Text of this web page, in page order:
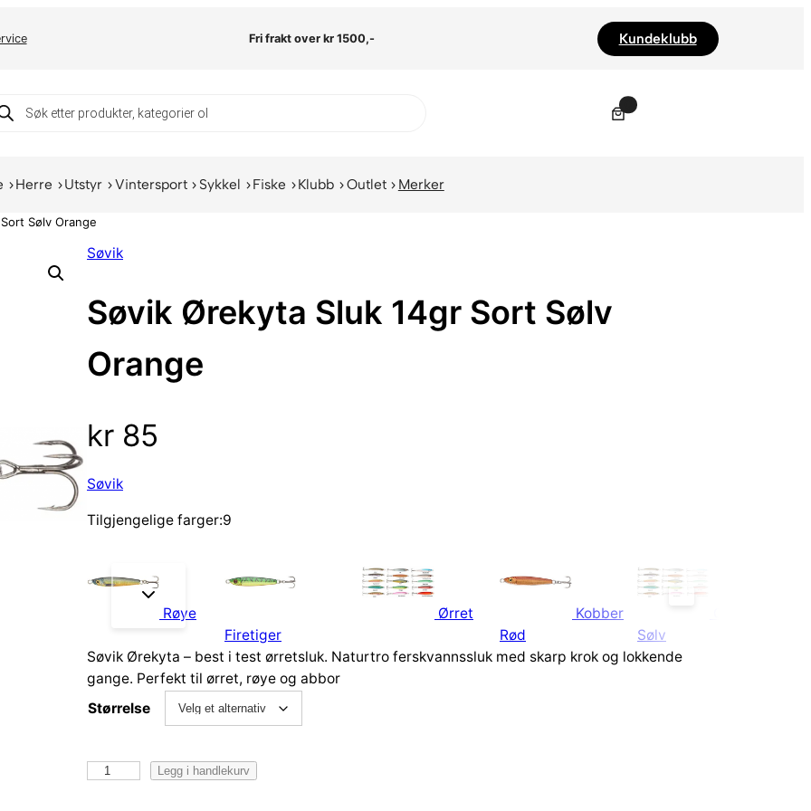
Fri frakt over kr 1500,- Kundeklubb
Herre Utstyr Vintersport Sykkel Fiske Klubb Outlet Merker
Sølv Orange
Søvik
Søvik Ørekyta Sluk 14gr Sort Sølv
Orange
kr 85
Søvik
Tilgjengelige farger:9
Røye
Firetiger
Ørret
Kobber
Rød
Sølv
Søvik Ørekyta – best i test ørretsluk. Naturtro ferskvannssluk med skarp krok og lokkende
gange. Perfekt til ørret, røye og abbor
Størrelse
Legg i handlekurv